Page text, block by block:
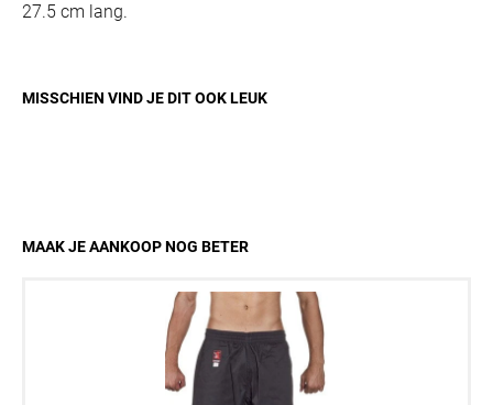
27.5 cm lang.
MISSCHIEN VIND JE DIT OOK LEUK
MAAK JE AANKOOP NOG BETER